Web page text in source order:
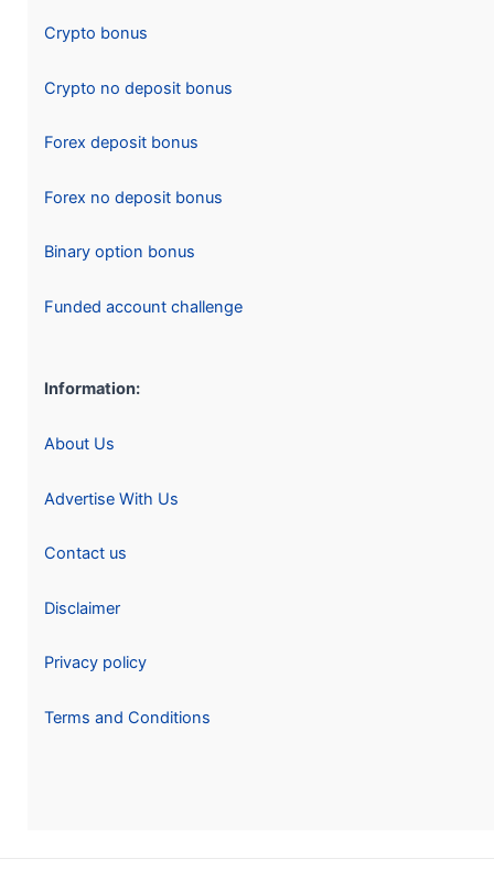
Crypto bonus
Crypto no deposit bonus
Forex deposit bonus
Forex no deposit bonus
Binary option bonus
Funded account challenge
Information:
About Us
Advertise With Us
Contact us
Disclaimer
Privacy policy
Terms and Conditions